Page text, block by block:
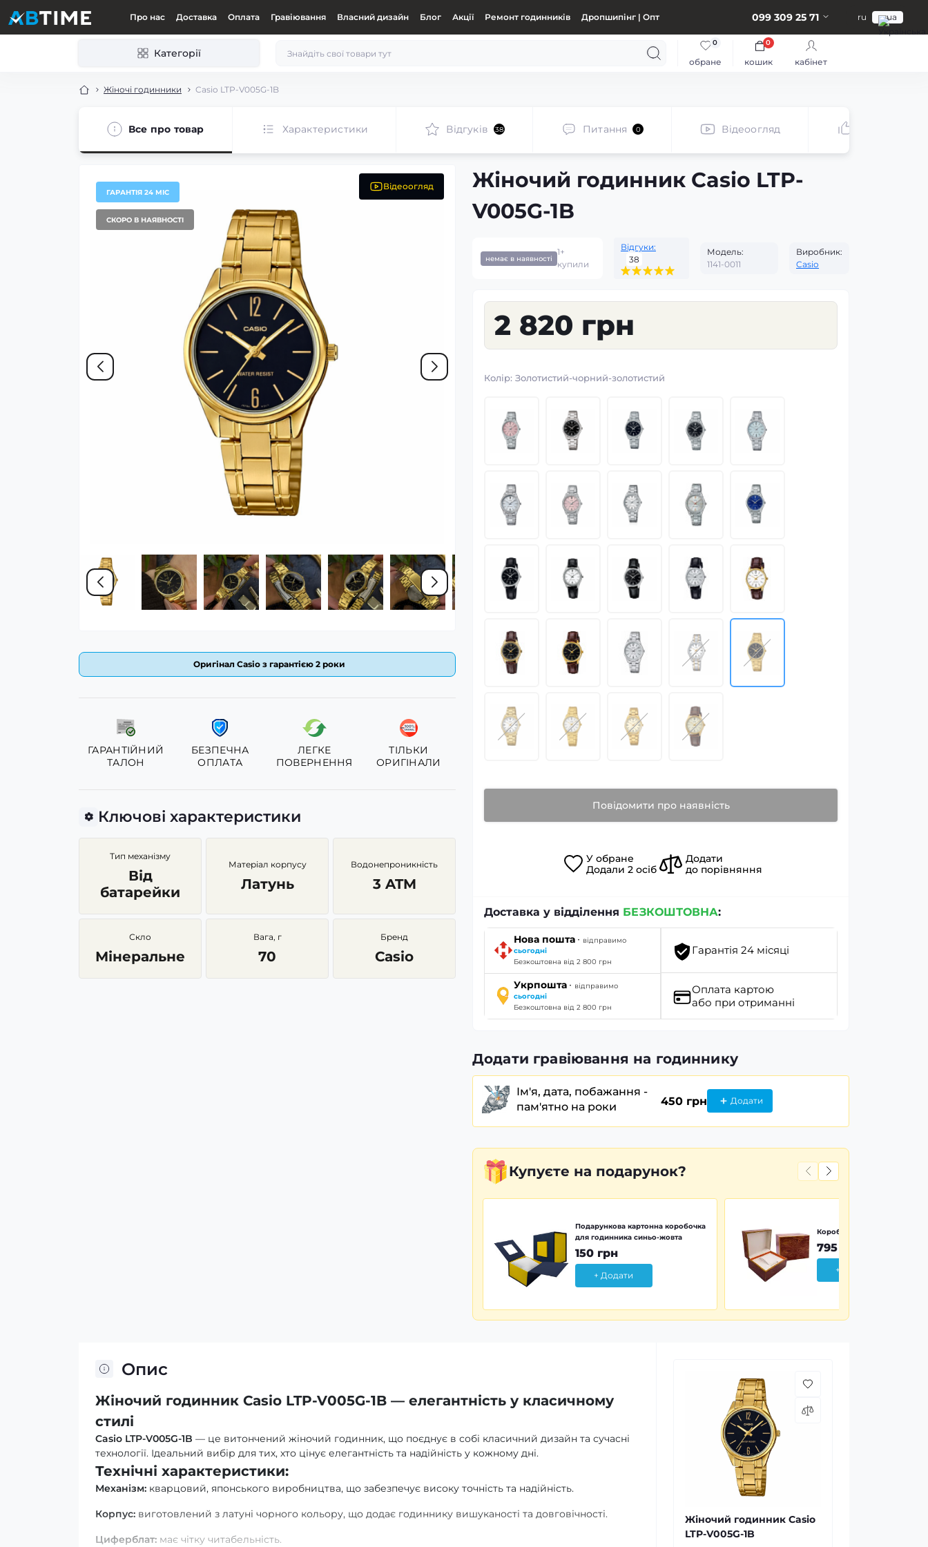
Про нас Доставка Оплата Гравіювання Власний дизайн Блог Акції Ремонт годинників Дропшипінг | Опт 099 309 25 71 ru ua
Категорії
обране
0
кошик
0
кабінет
Жіночі годинники Casio LTP-V005G-1B
Все про товар Характеристики Відгуків 38 Питання 0 Відеоогляд
ГАРАНТІЯ 24 МІС
СКОРО В НАЯВНОСТІ
Відеоогляд
Оригінал Casio з гарантією 2 роки
ГАРАНТІЙНИЙ
ТАЛОН
БЕЗПЕЧНА
ОПЛАТА
ЛЕГКЕ
ПОВЕРНЕННЯ
ТІЛЬКИ
ОРИГІНАЛИ
Ключові характеристики
Тип механізму
Від
батарейки
Матеріал корпусу
Латунь
Водонепроникність
3 ATM
Скло
Мінеральне
Вага, г
70
Бренд
Casio
Жіночий годинник Casio LTP-
V005G-1B
немає в наявності
1+
купили
Відгуки:
38
Модель:
1141-0011
Виробник:
Casio
2 820 грн
Колір: Золотистий-чорний-золотистий
Повідомити про наявність
У обране
Додали 2осіб
Додати
до порівняння
Доставка у відділення БЕЗКОШТОВНА:
Нова пошта · відправимо
сьогодні
Безкоштовна від 2 800 грн
Укрпошта · відправимо
сьогодні
Безкоштовна від 2 800 грн
Гарантія 24 місяці
Оплата картою
або при отриманні
Додати гравіювання на годиннику
Ім'я, дата, побажання -
пам'ятно на роки
450 грн Додати
Купуєте на подарунок?
Подарункова картонна коробочка
для годинника синьо-жовта
150 грн
+ Додати
Коробочка дерево Wood
795 грн
+ Додати
Опис
Жіночий годинник Casio LTP-V005G-1B — елегантність у класичному
стилі
Casio LTP-V005G-1B — це витончений жіночий годинник, що поєднує в собі класичний дизайн та сучасні
технології. Ідеальний вибір для тих, хто цінує елегантність та надійність у кожному дні.
Технічні характеристики:
Механізм: кварцовий, японського виробництва, що забезпечує високу точність та надійність.
Корпус: виготовлений з латуні чорного кольору, що додає годиннику вишуканості та довговічності.
Циферблат: має чітку читабельність.
Жіночий годинник Casio
LTP-V005G-1B